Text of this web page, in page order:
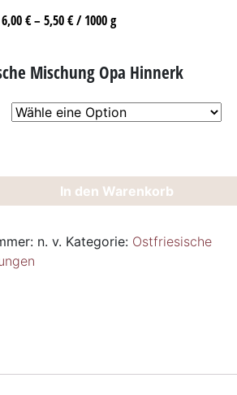
6,00€–5,50€/1000g
Mischung Opa Hinnerk
In den Warenkorb
n. v. Kategorie: Ostfriesische